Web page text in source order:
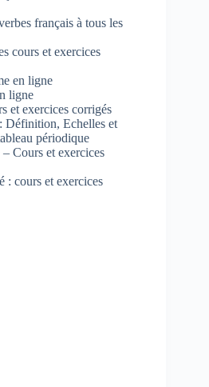
français à tous les
cours et exercices
en ligne
ligne
et exercices corrigés
Définition, Echelles et
périodique
Cours et exercices
: cours et exercices